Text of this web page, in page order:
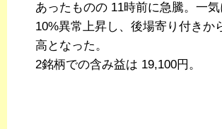
あったものの 11時前に急騰。一
10%異常上昇し、後場寄り付きか
高となった。
2銘柄での含み益は 19,100円。